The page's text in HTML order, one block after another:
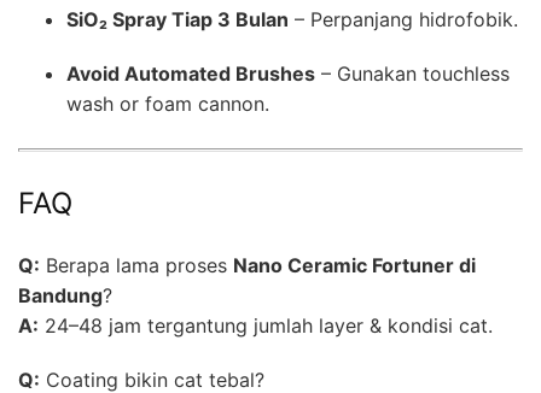
SiO₂ Spray Tiap 3 Bulan – Perpanjang hidrofobik.
Avoid Automated Brushes – Gunakan touchless
wash or foam cannon.
FAQ
Q: Berapa lama proses Nano Ceramic Fortuner di
Bandung?
A: 24–48 jam tergantung jumlah layer & kondisi cat.
Q: Coating bikin cat tebal?